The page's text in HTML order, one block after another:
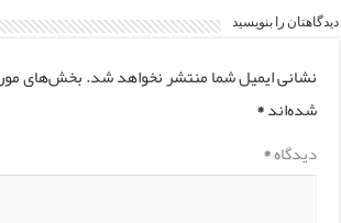
دیدگاهتان را بنویسید
نشانی ایمیل شما منتشر نخواهد شد.بخش‌های
شده‌اند*
دیدگاه*